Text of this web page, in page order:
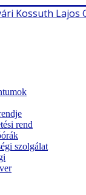
Kossuth Lajos
rend
szolgálat